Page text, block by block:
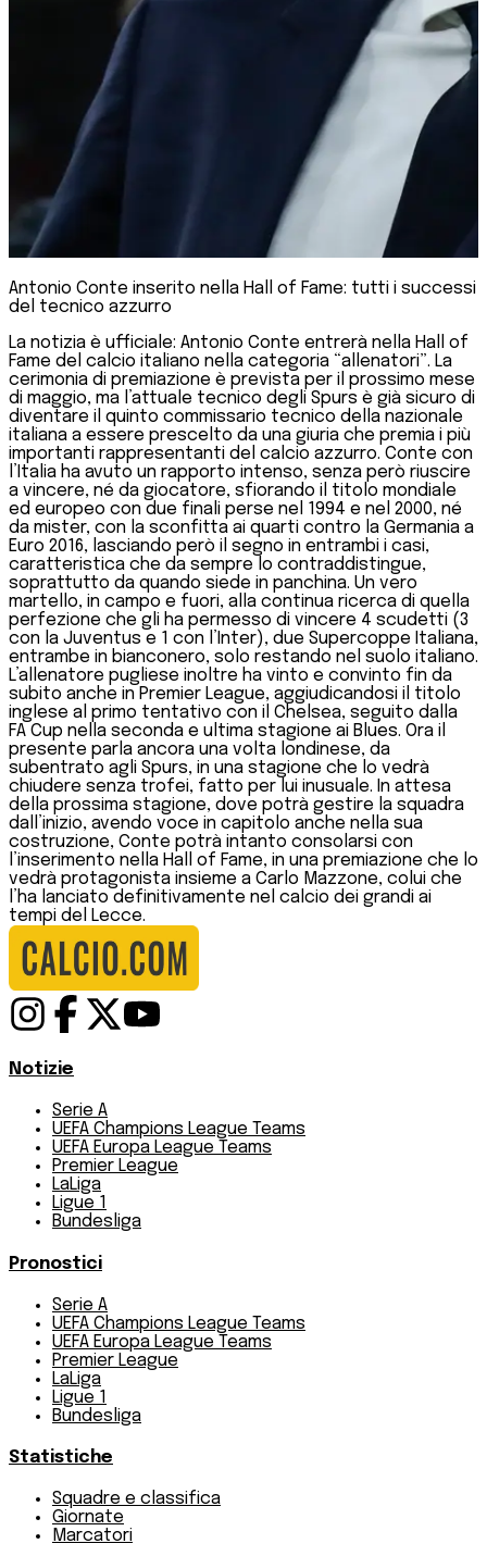
Antonio Conte inserito nella Hall of Fame: tutti i successi
del tecnico azzurro
La notizia è ufficiale: Antonio Conte entrerà nella Hall of
Fame del calcio italiano nella categoria “allenatori”. La
cerimonia di premiazione è prevista per il prossimo mese
di maggio, ma l’attuale tecnico degli Spurs è già sicuro di
diventare il quinto commissario tecnico della nazionale
italiana a essere prescelto da una giuria che premia i più
importanti rappresentanti del calcio azzurro. Conte con
l’Italia ha avuto un rapporto intenso, senza però riuscire
a vincere, né da giocatore, sfiorando il titolo mondiale
ed europeo con due finali perse nel 1994 e nel 2000, né
da mister, con la sconfitta ai quarti contro la Germania a
Euro 2016, lasciando però il segno in entrambi i casi,
caratteristica che da sempre lo contraddistingue,
soprattutto da quando siede in panchina. Un vero
martello, in campo e fuori, alla continua ricerca di quella
perfezione che gli ha permesso di vincere 4 scudetti (3
con la Juventus e 1 con l’Inter), due Supercoppe Italiana,
entrambe in bianconero, solo restando nel suolo italiano.
L’allenatore pugliese inoltre ha vinto e convinto fin da
subito anche in Premier League, aggiudicandosi il titolo
inglese al primo tentativo con il Chelsea, seguito dalla
FA Cup nella seconda e ultima stagione ai Blues. Ora il
presente parla ancora una volta londinese, da
subentrato agli Spurs, in una stagione che lo vedrà
chiudere senza trofei, fatto per lui inusuale. In attesa
della prossima stagione, dove potrà gestire la squadra
dall’inizio, avendo voce in capitolo anche nella sua
costruzione, Conte potrà intanto consolarsi con
l’inserimento nella Hall of Fame, in una premiazione che lo
vedrà protagonista insieme a Carlo Mazzone, colui che
l’ha lanciato definitivamente nel calcio dei grandi ai
tempi del Lecce.
Notizie
Serie A
UEFA Champions League Teams
UEFA Europa League Teams
Premier League
LaLiga
Ligue 1
Bundesliga
Pronostici
Serie A
UEFA Champions League Teams
UEFA Europa League Teams
Premier League
LaLiga
Ligue 1
Bundesliga
Statistiche
Squadre e classifica
Giornate
Marcatori